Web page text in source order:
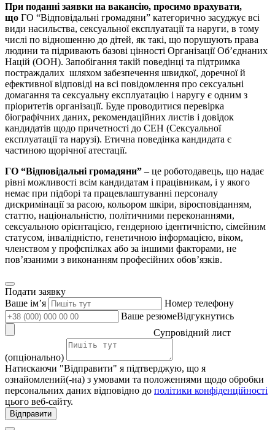
При поданні заявки на вакансію, просимо врахувати,
що ГО “Відповідальні громадяни” категорично засуджує всі
види насильства, сексуальної експлуатації та наруги, в тому
числі по відношенню до дітей, як такі, що порушують права
людини та підривають базові цінності Організації Об’єднаних
Націй (ООН). Запобігання такій поведінці та підтримка
постраждалих шляхом забезпечення швидкої, доречної й
ефективної відповіді на всі повідомлення про сексуальні
домагання та сексуальну експлуатацію і наругу є одним з
пріоритетів організації. Буде проводитися перевірка
біографічних даних, рекомендаційних листів і довідок
кандидатів щодо причетності до СЕН (Сексуальної
експлуатації та нарузі). Етична поведінка кандидата є
частиною щорічної атестації.
ГО “Відповідальні громадяни” – це роботодавець, що надає
рівні можливості всім кандидатам і працівникам, і у якого
немає при підборі та працевлаштуванні персоналу
дискримінації за расою, кольором шкіри, віросповіданням,
статтю, національністю, політичними переконаннями,
сексуальною орієнтацією, гендерною ідентичністю, сімейним
статусом, інвалідністю, генетичною інформацією, віком,
членством у профспілках або за іншими факторами, не
пов’язаними з виконанням професійних обов’язків.
Подати заявку
Ваше імʼя
Номер телефону
Ваше резюмеВідгукнутись
Супровідний лист
(опціонально)
Натискаючи "Відправити" я підтверджую, що я
ознайомлений(-на) з умовами та положеннями щодо обробки
персональних даних відповідно до політики конфіденційності
цього веб-сайту.
Відправити